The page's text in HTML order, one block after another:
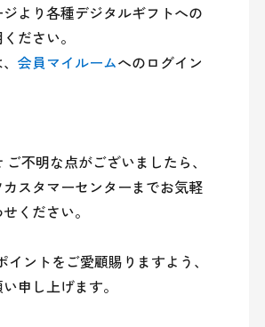
より各種デジタルギフトへの
ださい。
会員マイルームへのログイン
不明な点がございましたら、
スタマーセンターまでお気軽
ください。
イントをご愛顧賜りますよう、
申し上げます。